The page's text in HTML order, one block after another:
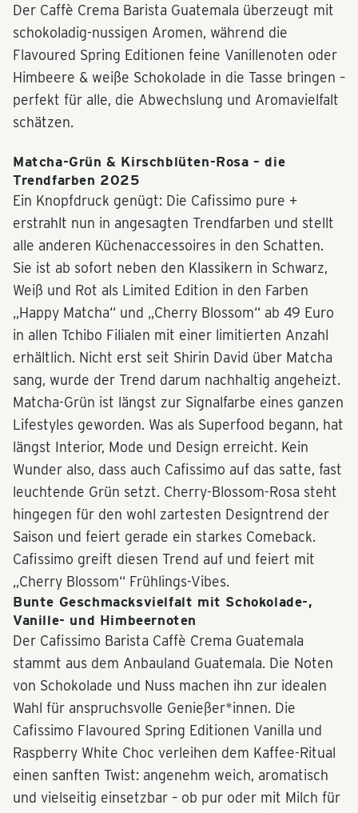
Der Caffè Crema Barista Guatemala überzeugt mit
schokoladig-nussigen Aromen, während die
Flavoured Spring Editionen feine Vanillenoten oder
Himbeere & weiße Schokolade in die Tasse bringen –
perfekt für alle, die Abwechslung und Aromavielfalt
schätzen.
Matcha-Grün & Kirschblüten-Rosa – die
Trendfarben 2025
Ein Knopfdruck genügt: Die Cafissimo pure +
erstrahlt nun in angesagten Trendfarben und stellt
alle anderen Küchenaccessoires in den Schatten.
Sie ist ab sofort neben den Klassikern in Schwarz,
Weiß und Rot als Limited Edition in den Farben
„Happy Matcha“ und „Cherry Blossom“ ab 49 Euro
in allen Tchibo Filialen mit einer limitierten Anzahl
erhältlich. Nicht erst seit Shirin David über Matcha
sang, wurde der Trend darum nachhaltig angeheizt.
Matcha-Grün ist längst zur Signalfarbe eines ganzen
Lifestyles geworden. Was als Superfood begann, hat
längst Interior, Mode und Design erreicht. Kein
Wunder also, dass auch Cafissimo auf das satte, fast
leuchtende Grün setzt. Cherry-Blossom-Rosa steht
hingegen für den wohl zartesten Designtrend der
Saison und feiert gerade ein starkes Comeback.
Cafissimo greift diesen Trend auf und feiert mit
„Cherry Blossom“ Frühlings-Vibes.
Bunte Geschmacksvielfalt mit Schokolade-,
Vanille- und Himbeernoten
Der Cafissimo Barista Caffè Crema Guatemala
stammt aus dem Anbauland Guatemala. Die Noten
von Schokolade und Nuss machen ihn zur idealen
Wahl für anspruchsvolle Genießer*innen. Die
Cafissimo Flavoured Spring Editionen Vanilla und
Raspberry White Choc verleihen dem Kaffee-Ritual
einen sanften Twist: angenehm weich, aromatisch
und vielseitig einsetzbar – ob pur oder mit Milch für